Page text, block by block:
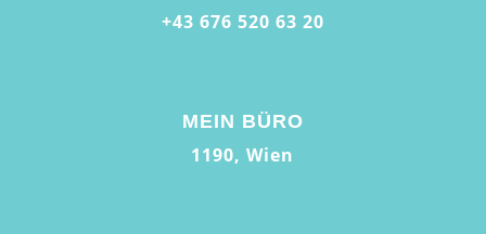
+43 676 520 63 20
MEIN BÜRO
1190, Wien